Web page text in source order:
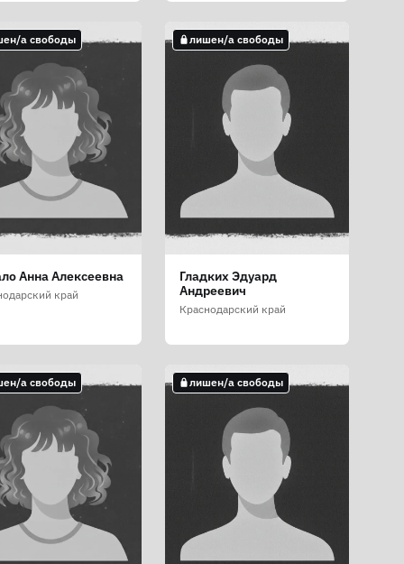
а свободы
Анна Алексеевна
край
лишен/а свободы
Гладких Эдуард
Андреевич
Краснодарский край
а свободы лишен/а свободы